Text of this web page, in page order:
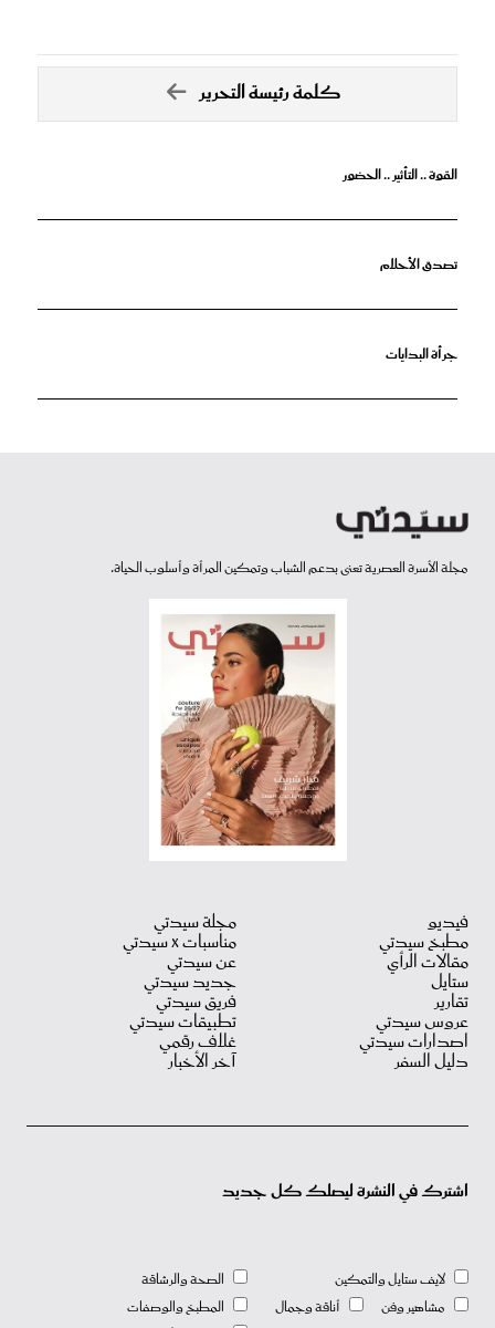
كلمة رئيسة التحرير
القوة .. التأثير .. الحضور
تصدق الأحلام
جرأة البدايات
مجلة الأسرة العصرية تعنى بدعم الشباب وتمكين المرأة وأسلوب الحياة.
فيديو
مطبخ سيدتي
مقالات الرأي
ستايل
تقارير
عروس سيدتي
اصدارات سيدتي
دليل السفر
مجلة سيدتي
مناسبات X سيدتي
عن سيدتي
جديد سيدتي
فريق سيدتي
تطبيقات سيدتي
غلاف رقمي
آخر الأخبار
اشترك في النشرة ليصلك كل جديد
لايف ستايل والتمكين
مشاهير وفن
أناقة وجمال
الصحة والرشاقة
المطبخ والوصفات